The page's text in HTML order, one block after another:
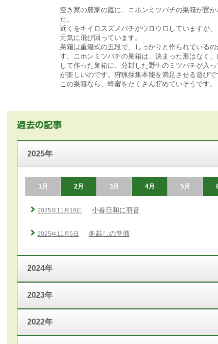
空き家の農家の庭に、ニホンミツバチの巣箱が置
た。
近くをキイロスズメバチがウロウロしていますが
元気に飛び回っています。
巣箱は重箱式の五段で、しっかりと作られている
す。ニホンミツバチの巣箱は、決まった形はなく
して作った巣箱に、分封した野生のミツバチが入
が楽しいのです。狩猟採集本能を満足させる遊びで
この巣箱なら、蜂蜜をたくさん貯めていそうです。
2025年
1月 2月 3月 4月 5月
2025年11月19日 小春日和に羽音
2025年11月5日 冬越しの準備
2024年
2023年
2022年